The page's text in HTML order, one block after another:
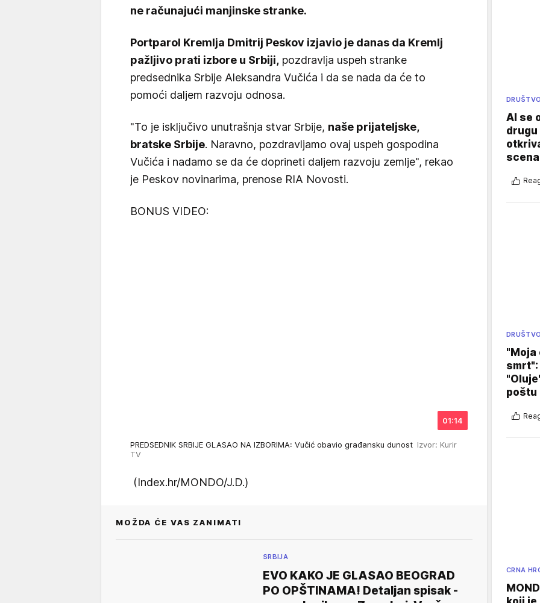
ne računajući manjinske stranke.
Portparol Kremlja Dmitrij Peskov izjavio je danas da Kremlj
pažljivo prati izbore u Srbiji, pozdravlja uspeh stranke
predsednika Srbije Aleksandra Vučića i da se nada da će to
pomoći daljem razvoju odnosa.
"To je isključivo unutrašnja stvar Srbije, naše prijateljske,
bratske Srbije. Naravno, pozdravljamo ovaj uspeh gospodina
Vučića i nadamo se da će doprineti daljem razvoju zemlje", rekao
je Peskov novinarima, prenose RIA Novosti.
BONUS VIDEO:
01:14
PREDSEDNIK SRBIJE GLASAO NA IZBORIMA: Vučić obavio građansku dunost Izvor: Kurir
TV
(Index.hr/MONDO/J.D.)
MOŽDA ĆE VAS ZANIMATI
SRBIJA
EVO KAKO JE GLASAO BEOGRAD
PO OPŠTINAMA! Detaljan spisak -
DRUŠTVO
AI se
DRUŠTVO
"Moja
poštu
CRNA